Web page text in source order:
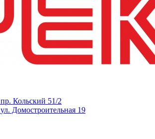
пр. Кольский 51/2
ул. Домостроительная 19